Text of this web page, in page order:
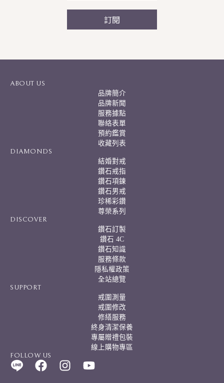
訂閱
t
ABOUT US
品牌簡介
品牌新聞
服務據點
聯絡表單
預約鑑賞
收藏列表
DIAMONDS
結婚對戒
鑽石戒指
鑽石項鍊
鑽石男戒
珍稀彩鑽
尊榮系列
DISCOVER
鑽石訂製
鑽石 4C
鑽石知識
服務條款
隱私權政策
全站總覽
SUPPORT
戒圍測量
戒圍修改
修繕服務
終身清潔保養
專屬贈禮包裝
線上購物專區
FOLLOW US